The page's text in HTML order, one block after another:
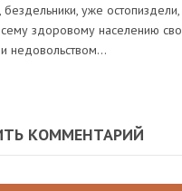
уже
здоровому населению
недовольством...
КОММЕНТАРИЙ